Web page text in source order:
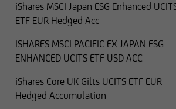
iShares MSCI Japan ESG Enhanced
ETF EUR Hedged Acc
ISHARES MSCI PACIFIC EX JAPAN ESG
ENHANCED UCITS ETF USD ACC
iShares Core UK Gilts UCITS ETF EUR
Hedged Accumulation
confronti di cittadini di
in cui tali offerte o sollecitazioni
consentite dalla legge,
in cui UniCredit Invest Lux Société